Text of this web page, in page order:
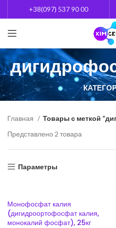
+38(097) 537 90 00
Главная
Товары с меткой
Представлено 2 товара
Параметры
Монофосфат калия
(дигидроортофосфат калия,
монокалий фосфат), 25кг